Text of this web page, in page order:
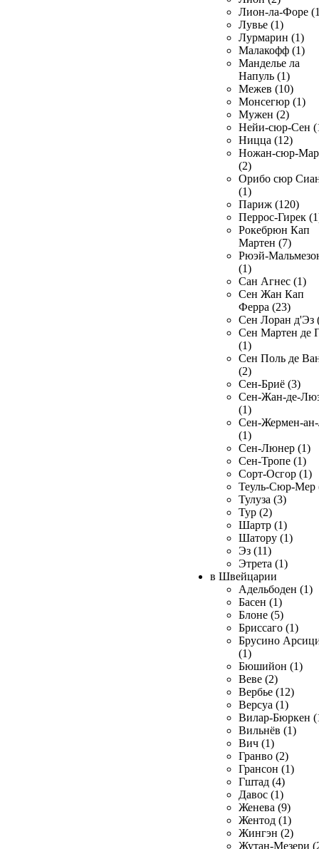
Лион-ла-Форе
Лувье (1)
Лурмарин (1)
Малакофф (1)
Манделье ла
Напуль (1)
Межев (10)
Монсегюр (1)
Мужен (2)
Нейи-сюр-Сен
Ницца (12)
Ножан-сюр-
(2)
Орибо сюр
(1)
Париж (120)
Перрос-Гирек
Рокебрюн Кап
Мартен (7)
Рюэй-
(1)
Сан Агнес (1)
Сен Жан Кап
Ферра (23)
Сен Лоран д'Эз
Сен Мартен де
(1)
Сен Поль де
(2)
Сен-Бриё (3)
Сен-Жан-де-
(1)
Сен-Жермен-
(1)
Сен-Люнер (1)
Сен-Тропе (1)
Сорт-Осгор (1)
Теуль-Сюр-Мер
Тулуза (3)
Тур (2)
Шартр (1)
Шатору (1)
Эз (11)
Этрета (1)
в Швейцарии
Адельбоден (1)
Басен (1)
Блоне (5)
Бриссаго (1)
Брусино
(1)
Бюшийон (1)
Веве (2)
Вербье (12)
Версуа (1)
Вилар-Бюркен
Вильнёв (1)
Вич (1)
Гранво (2)
Грансон (1)
Гштад (4)
Давос (1)
Женева (9)
Жентод (1)
Жингэн (2)
Жутан-Мезери